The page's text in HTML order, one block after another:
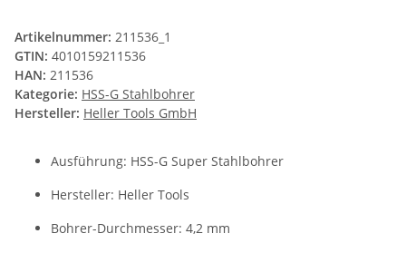
Artikelnummer: 211536_1
GTIN: 4010159211536
HAN: 211536
Kategorie: HSS-G Stahlbohrer
Hersteller: Heller Tools GmbH
Ausführung: HSS-G Super Stahlbohrer
Hersteller: Heller Tools
Bohrer-Durchmesser: 4,2 mm